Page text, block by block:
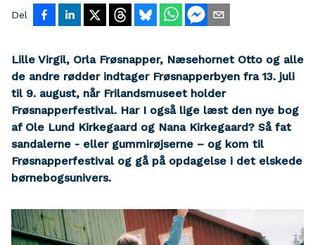
Del
Lille Virgil, Orla Frøsnapper, Næsehornet Otto og alle
de andre rødder indtager Frøsnapperbyen fra 13. juli
til 9. august, når Frilandsmuseet holder
Frøsnapperfestival. Har I også lige læst den nye bog
af Ole Lund Kirkegaard og Nana Kirkegaard? Så fat
sandalerne - eller gummirøjserne – og kom til
Frøsnapperfestival og gå på opdagelse i det elskede
børnebogsunivers.